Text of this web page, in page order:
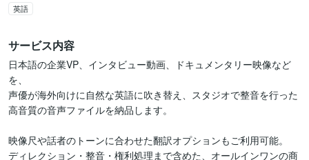
英語
サービス内容
日本語の企業VP、インタビュー動画、ドキュメンタリー映像など
を、
声優が海外向けに自然な英語に吹き替え、スタジオで整音を行った
高音質の音声ファイルを納品します。
映像尺や話者のトーンに合わせた翻訳オプションもご利用可能。
ディレクション・整音・権利処理まで含めた、オールインワンの商